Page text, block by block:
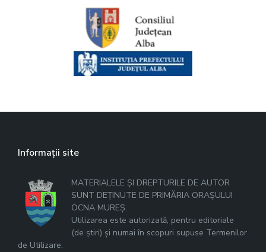
Informații site
MATERIALELE ȘI DREPTURILE DE AUTOR
SUNT DEȚINUTE DE PRIMĂRIA ORAȘULUI
OCNA MUREȘ.
Utilizarea este autorizată, pentru editoriale
(de știri) și numai în scopuri supuse Termenilor
de Utilizare.